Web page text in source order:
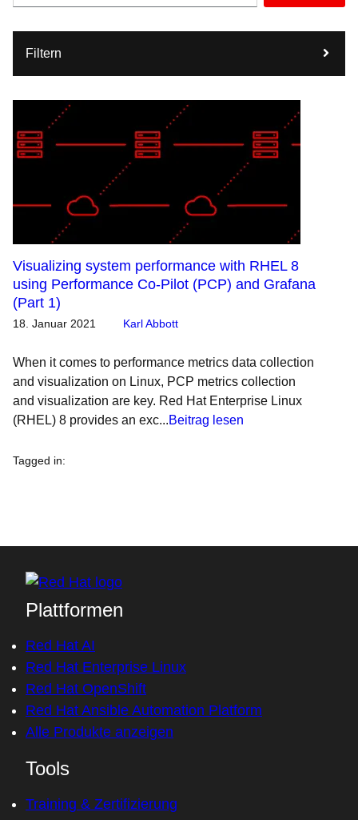
Filtern
Visualizing system performance with RHEL 8
using Performance Co-Pilot (PCP) and Grafana
(Part 1)
18. Januar 2021 Karl Abbott
When it comes to performance metrics data collection
and visualization on Linux, PCP metrics collection
and visualization are key. Red Hat Enterprise Linux
(RHEL) 8 provides an exc...Beitrag lesen
Tagged in:
Plattformen
Red Hat AI
Red Hat Enterprise Linux
Red Hat OpenShift
Red Hat Ansible Automation Platform
Alle Produkte anzeigen
Tools
Training & Zertifizierung